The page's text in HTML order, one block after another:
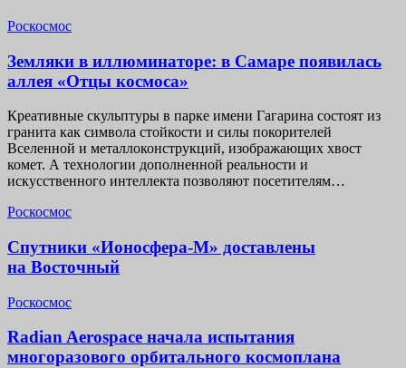
Роскосмос
Земляки в иллюминаторе: в Самаре появилась
аллея «Отцы космоса»
Креативные скульптуры в парке имени Гагарина состоят из
гранита как символа стойкости и силы покорителей
Вселенной и металлоконструкций, изображающих хвост
комет. А технологии дополненной реальности и
искусственного интеллекта позволяют посетителям…
Роскосмос
Спутники «Ионосфера-М» доставлены
на Восточный
Роскосмос
Radian Aerospace начала испытания
многоразового орбитального космоплана